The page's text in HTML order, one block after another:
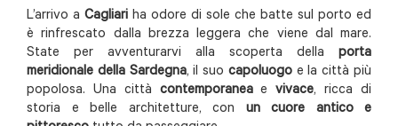
L’arrivo a Cagliari ha odore di sole che batte sul porto ed
è rinfrescato dalla brezza leggera che viene dal mare.
State per avventurarvi alla scoperta della porta
meridionale della Sardegna, il suo capoluogo e la città più
popolosa. Una città contemporaneaevivace, ricca di
storia e belle architetture, con un cuore antico e